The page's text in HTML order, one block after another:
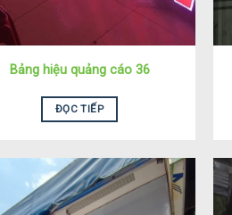
Bảng hiệu quảng cáo 36
ĐỌC TIẾP